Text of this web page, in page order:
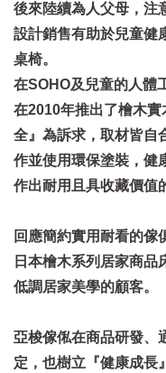
後來陸續為人父母，注
設計銷售有助於兒童健
桌椅。
在SOHO及兒童的人體
在2010年推出了檜木
全』為訴求，取材皆自
作並使用環保塗裝，健
作出耐用且具收藏價值
回應簡約實用耐看的傢
日本檜木系列居家商品
低調居家美學的顧客。
亞梭傢俬在商品研發、
定，也樹立『健康成長